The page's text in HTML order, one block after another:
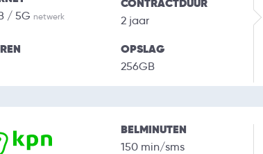
/ 5G netwerk
CONTRACTDUUR
2 jaar
OPSLAG
256GB
BELMINUTEN
150 min/sms